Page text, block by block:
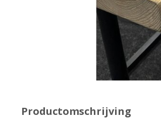
Productomschrijving